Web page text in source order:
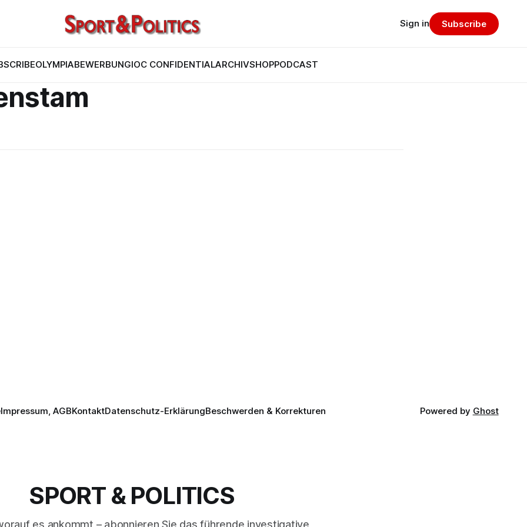
OLYMPIABEWERBUNGIOC CONFIDENTIALARCHIVSHOPPODCAST
Sign in Subscribe
Impressum, AGBKontaktDatenschutz-ErklärungBeschwerden & Korrekturen Powered by Ghost
SPORT & POLITICS
es ankommt – abonnieren Sie das führende investigative